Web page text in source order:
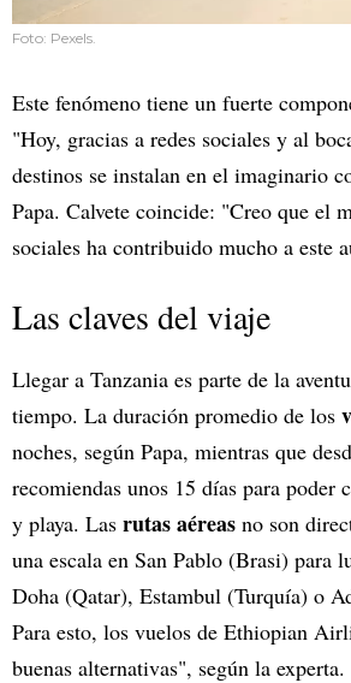
Foto: Pexels.
Este fenómeno tiene un fuerte
"Hoy, gracias a redes sociales y al
destinos se instalan en el imaginario
Papa. Calvete coincide: "Creo que el
sociales ha contribuido mucho a este
Las claves del viaje
Llegar a Tanzania es parte de la
tiempo. La duración promedio de los
noches, según Papa, mientras que
recomiendas unos 15 días para poder
y playa. Las rutas aéreas no son
una escala en San Pablo (Brasi) para
Doha (Qatar), Estambul (Turquía) o
Para esto, los vuelos de Ethiopian
buenas alternativas", según la experta.